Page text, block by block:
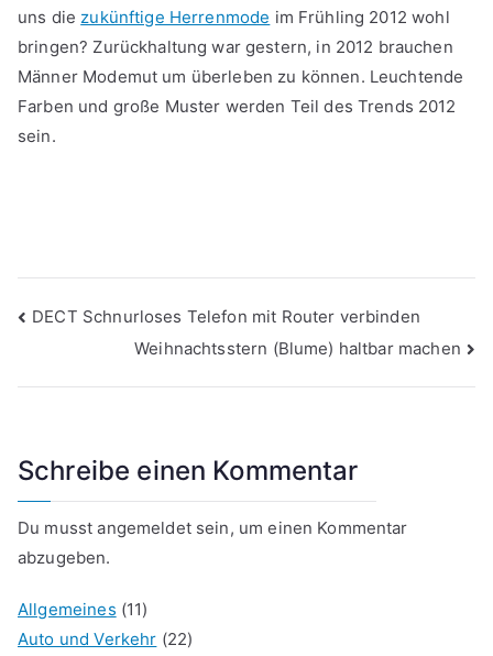
uns die zukünftige Herrenmode im Frühling 2012 wohl
bringen? Zurückhaltung war gestern, in 2012 brauchen
Männer Modemut um überleben zu können. Leuchtende
Farben und große Muster werden Teil des Trends 2012
sein.
Beitragsnavigation
DECT Schnurloses Telefon mit Router verbinden
Weihnachtsstern (Blume) haltbar machen
Schreibe einen Kommentar
Du musstangemeldetsein, um einen Kommentar
abzugeben.
Allgemeines (11)
Auto und Verkehr (22)